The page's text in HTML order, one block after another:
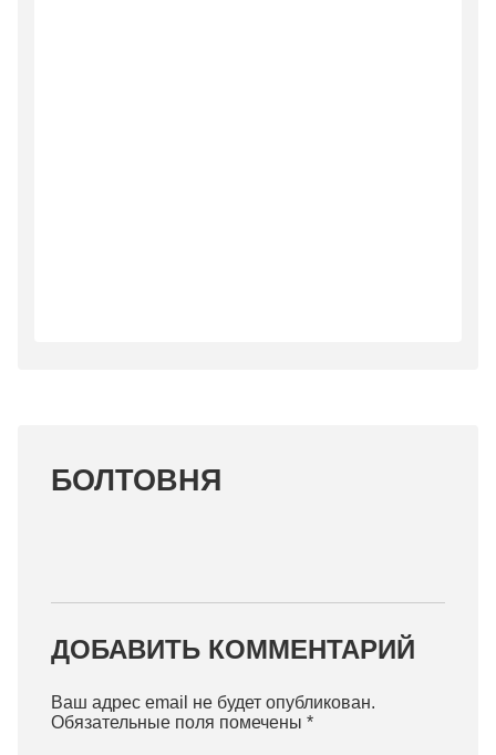
БОЛТОВНЯ
ДОБАВИТЬ КОММЕНТАРИЙ
Ваш адрес email не будет опубликован.
Обязательные поля помечены *